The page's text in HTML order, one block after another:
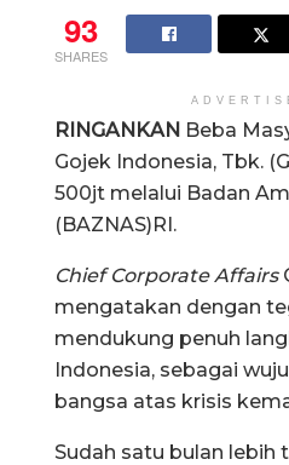
93
SHARES
RINGANKAN Beba
Gojek Indonesia, Tbk.
500jt melalui Badan
(BAZNAS)RI.
Chief Corporate Affairs
mengatakan dengan
mendukung penuh
Indonesia, sebagai
bangsa atas krisis
Sudah satu bulan lebih